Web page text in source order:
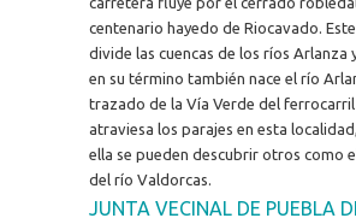
centenario hayedo de Riocavado.
divide las cuencas de los ríos Arlanza
en su término también nace el río
trazado de la Vía Verde del
atraviesa los parajes en esta
ella se pueden descubrir otros como
del río Valdorcas.
JUNTA VECINAL DE PUEBLA